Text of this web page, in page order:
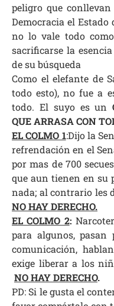
peligro que
Democracia el Estado
no lo vale todo
sacrificarse la
de su búsqueda
Como el elefante de
todo esto), no fue a
todo. El suyo es un
QUE ARRASA CON
EL COLMO 1:Dijo la
refrendación en el
por mas de 700
que aun tienen en su
nada; al contrario les
NO HAY DERECHO.
EL COLMO 2:
para algunos,
comunicación,
exige liberar a los
NO HAY DERECHO.
PD: Si le gusta el